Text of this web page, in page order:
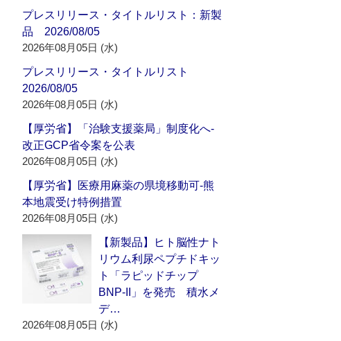
プレスリリース・タイトルリスト：新製
品 2026/08/05
2026年08月05日 (水)
プレスリリース・タイトルリスト
2026/08/05
2026年08月05日 (水)
【厚労省】「治験支援薬局」制度化へ‐
改正GCP省令案を公表
2026年08月05日 (水)
【厚労省】医療用麻薬の県境移動可‐熊
本地震受け特例措置
2026年08月05日 (水)
【新製品】ヒト脳性ナト
リウム利尿ペプチドキッ
ト「ラピッドチップ
BNP-II」を発売 積水メ
デ…
2026年08月05日 (水)